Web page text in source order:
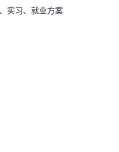
实习、就业方案